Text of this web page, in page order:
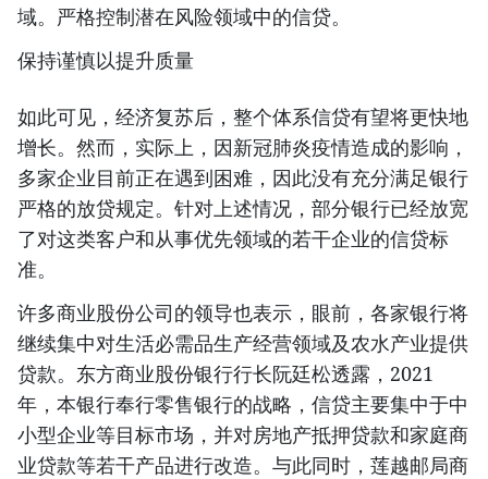
域。严格控制潜在风险领域中的信贷。
保持谨慎以提升质量
如此可见，经济复苏后，整个体系信贷有望将更快地
增长。然而，实际上，因新冠肺炎疫情造成的影响，
多家企业目前正在遇到困难，因此没有充分满足银行
严格的放贷规定。针对上述情况，部分银行已经放宽
了对这类客户和从事优先领域的若干企业的信贷标
准。
许多商业股份公司的领导也表示，眼前，各家银行将
继续集中对生活必需品生产经营领域及农水产业提供
贷款。东方商业股份银行行长阮廷松透露，2021
年，本银行奉行零售银行的战略，信贷主要集中于中
小型企业等目标市场，并对房地产抵押贷款和家庭商
业贷款等若干产品进行改造。与此同时，莲越邮局商